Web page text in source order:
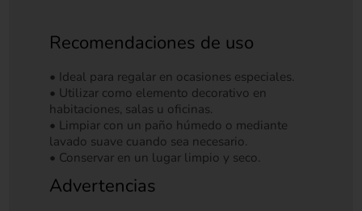
Recomendaciones de uso
• Ideal para regalar en ocasiones especiales.
• Utilizar como elemento decorativo en
habitaciones, salas u oficinas.
• Limpiar con un paño húmedo o mediante
lavado suave cuando sea necesario.
• Conservar en un lugar limpio y seco.
Advertencias